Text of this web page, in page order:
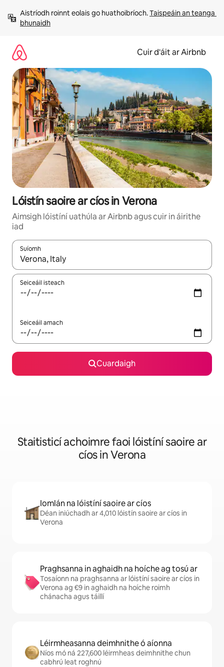
chuig
ábhar
Aistríodh roinnt eolais go huathoibríoch. Taispeáin an teanga
bhunaidh
Cuir d'áit ar Airbnb
Lóistín saoire ar cíos in Verona
Aimsigh lóistíní uathúla ar Airbnb agus cuir in áirithe
iad
Suíomh
Nuair a bheidh torthaí ar fáil, déan nascleanúint le
Seiceáil isteach
Seiceáil amach
Cuardaigh
Staitisticí achoimre faoi lóistíní saoire ar
cíos in Verona
Iomlán na lóistíní saoire ar cíos
Déan iniúchadh ar 4,010 lóistín saoire ar cíos in
Verona
Praghsanna in aghaidh na hoíche ag tosú ar
Tosaíonn na praghsanna ar lóistíní saoire ar cíos in
Verona ag €9 in aghaidh na hoíche roimh
chánacha agus táillí
Léirmheasanna deimhnithe ó aíonna
Níos mó ná 227,600 léirmheas deimhnithe chun
cabhrú leat roghnú